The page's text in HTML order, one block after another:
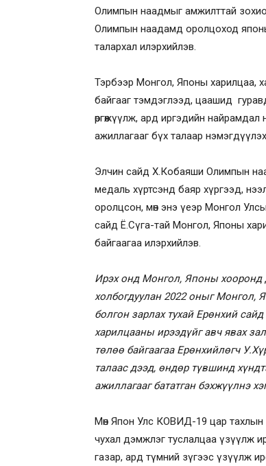
Олимпын наадмыг амжилттай
Олимпын наадамд оролцоход
талархал илэрхийлэв.
Тэрбээр Монгол, Японы харилцаа,
байгааг тэмдэглээд, цаашид
өргөжүүлж, ард иргэдийн найрамдал
ажиллагааг бүх талаар
Элчин сайд Х.Кобаяши Олимпын
медаль хүртсэнд баяр хүргээд,
оролцсон, мөн энэ үеэр Монгол
сайд Ё.Сүга-тай Монгол, Японы
байгаагаа илэрхийлэв.
Ирэх онд Монгол, Японы хооронд
холбогдуулан 2022 оныг Монгол,
болгон зарлах тухай Ерөнхий
харилцааны ирээдүйг авч явах
төлөө байгаагаа Ерөнхийлөгч
талаас дээд, өндөр түвшинд
ажиллагааг бататган бэхжүүлнэ
Мөн Япон Улс КОВИД-19 цар тахлын
чухал дэмжлэг туслалцаа үзүүлж
газар, ард түмний зүгээс үзүүлж